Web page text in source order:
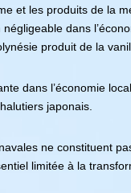
et les produits de la
négligeable dans
produit de la
dans l’économie
japonais.
ne constituent
limitée à la